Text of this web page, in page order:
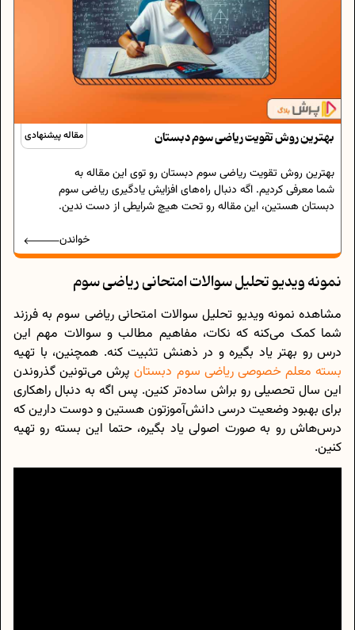
مقاله پیشنهادی بهترین روش تقویت ریاضی سوم دبستان
بهترین روش تقویت ریاضی سوم دبستان رو توی این مقاله به
شما معرفی کردیم. اگه دنبال راه‌های افزایش یادگیری ریاضی سوم
دبستان هستین، این مقاله رو تحت هیچ شرایطی از دست ندین.
خواندن
نمونه ویدیو تحلیل سوالات امتحانی ریاضی سوم
مشاهده نمونه ویدیو تحلیل سوالات امتحانی ریاضی سوم به فرزند
شما کمک می‌کنه که نکات، مفاهیم مطالب و سوالات مهم این
درس رو بهتر یاد بگیره و در ذهنش تثبیت کنه. همچنین، با تهیه
بسته معلم خصوصی ریاضی سوم دبستانپرش می‌تونین گذروندن
این سال تحصیلی رو براش ساده‌تر کنین. پس اگه به دنبال راهکاری
برای بهبود وضعیت درسی دانش‌آموزتون هستین و دوست دارین که
درس‌هاش رو به صورت اصولی یاد بگیره، حتما این بسته رو تهیه
کنین.